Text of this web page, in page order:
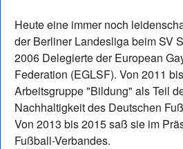
Heute eine immer noch
der Berliner Landesliga beim SV
2006 Delegierte der European
Federation (EGLSF). Von 2011
Arbeitsgruppe "Bildung" als Teil
Nachhaltigkeit des Deutschen
Von 2013 bis 2015 saß sie im
Fußball-Verbandes.